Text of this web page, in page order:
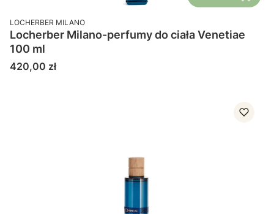
PRODUCENT
LOCHERBER MILANO
Locherber Milano-perfumy do ciała Venetiae
100 ml
Cena
420,00 zł